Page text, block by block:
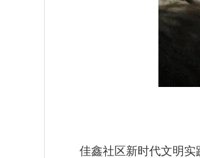
佳鑫社区新时代文明